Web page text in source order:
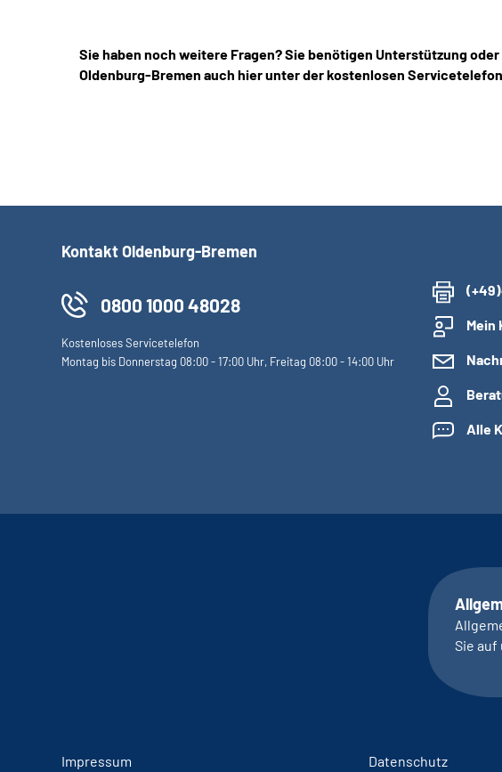
Sie haben noch weitere Fragen? Sie benötigen Unterstützung
Oldenburg-Bremen auch hier unter der kostenlosen
Kontakt Oldenburg-Bremen
0800 1000 48028
Kostenloses Servicetelefon
Montag bis Donnerstag 08:00 - 17:00 Uhr, Freitag 08:00 - 14:00 Uhr
Mein
Alle
Sie
Impressum Datenschutz